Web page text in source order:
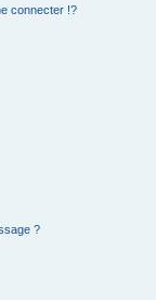
connecter !?
?